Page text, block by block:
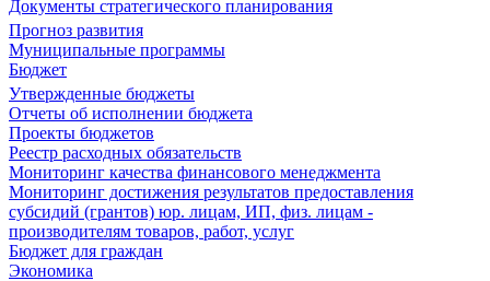
Документы стратегического планирования
Прогноз развития
Муниципальные программы
Бюджет
Утвержденные бюджеты
Отчеты об исполнении бюджета
Проекты бюджетов
Реестр расходных обязательств
Мониторинг качества финансового менеджмента
Мониторинг достижения результатов предоставления
субсидий (грантов) юр. лицам, ИП, физ. лицам -
производителям товаров, работ, услуг
Бюджет для граждан
Экономика